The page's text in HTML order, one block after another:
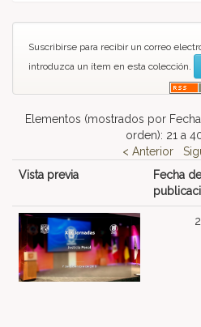
Suscribirse para recibir un correo
introduzca un ítem en esta colección.
Elementos (mostrados por
orden): 21 a
< Anterior
Vista previa
Fecha de